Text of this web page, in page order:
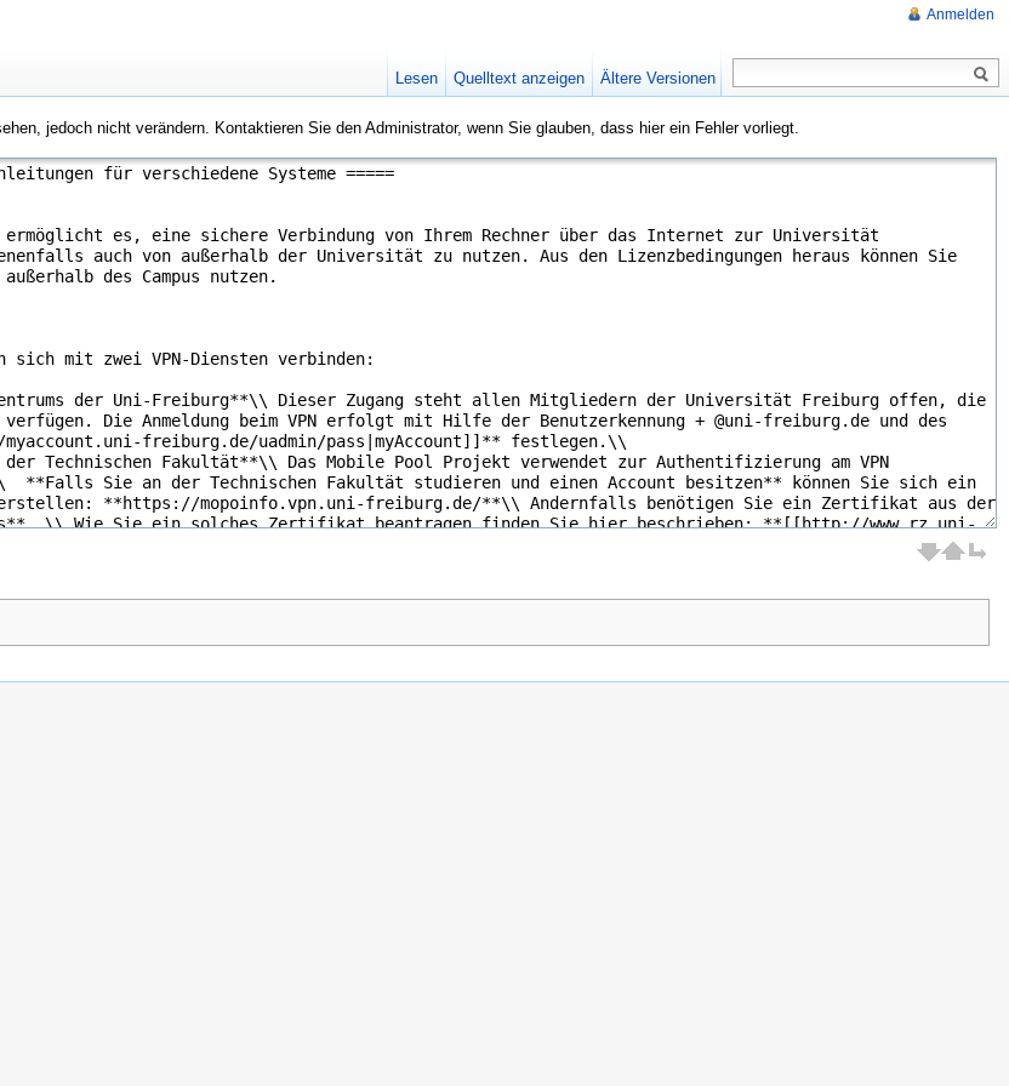
jedoch nicht verändern. Kontaktieren Sie den Administrator, wenn Sie glauben, dass hier ein Fehler vorliegt.
Anmelden
Lesen Quelltext anzeigen Ältere Versionen